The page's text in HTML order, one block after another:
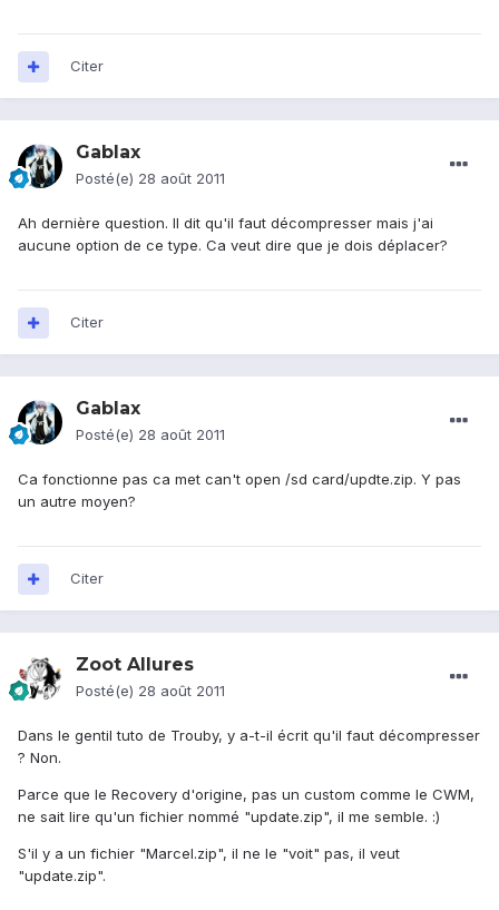
Citer
Gablax
Posté(e) 28 août 2011
Ah dernière question. Il dit qu'il faut décompresser mais j'ai
aucune option de ce type. Ca veut dire que je dois déplacer?
Citer
Gablax
Posté(e) 28 août 2011
Ca fonctionne pas ca met can't open /sd card/updte.zip. Y pas
un autre moyen?
Citer
Zoot Allures
Posté(e) 28 août 2011
Dans le gentil tuto de Trouby, y a-t-il écrit qu'il faut décompresser
? Non.
Parce que le Recovery d'origine, pas un custom comme le CWM,
ne sait lire qu'un fichier nommé "update.zip", il me semble. :)
S'il y a un fichier "Marcel.zip", il ne le "voit" pas, il veut
"update.zip".